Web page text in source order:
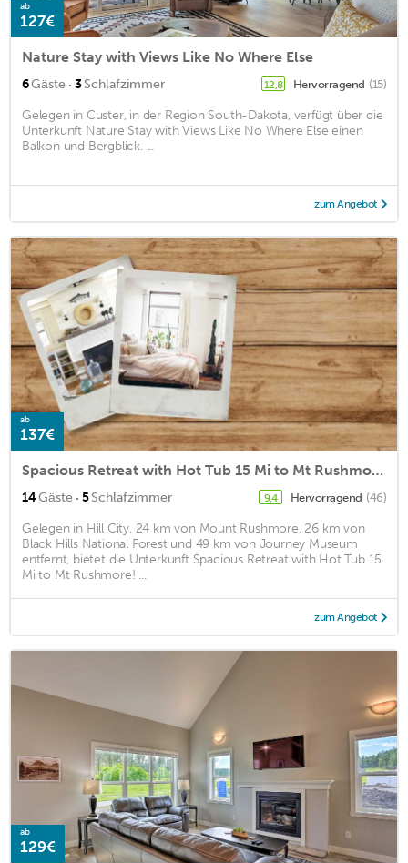
ab
127€
Nature Stay with Views Like No Where Else
6Gäste · 3Schlafzimmer 12,8 Hervorragend (15)
Gelegen in Custer, in der Region South-Dakota, verfügt über die
Unterkunft Nature Stay with Views Like No Where Else einen
Balkon und Bergblick. ...
zum Angebot
ab
137€
Spacious Retreat with Hot Tub 15 Mi to Mt Rushmore!
14Gäste · 5Schlafzimmer 9,4 Hervorragend (46)
Gelegen in Hill City, 24 km von Mount Rushmore, 26 km von
Black Hills National Forest und 49 km von Journey Museum
entfernt, bietet die Unterkunft Spacious Retreat with Hot Tub 15
Mi to Mt Rushmore! ...
zum Angebot
ab
129€